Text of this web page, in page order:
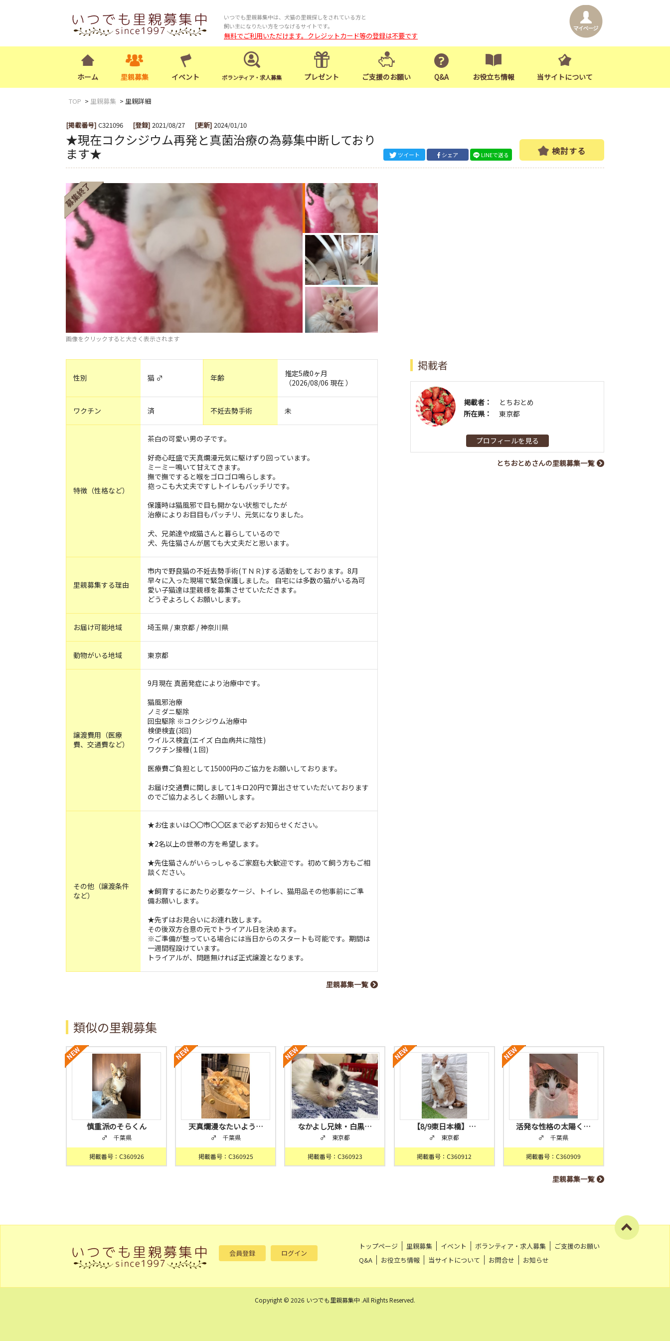
いつでも里親募集中は、犬猫の里親探しをされている方と
飼い主になりたい方をつなげるサイトです。
無料でご利用いただけます。クレジットカード等の登録は不要です
ホーム 里親募集 イベント ボランティア・求人募集 プレゼント ご支援のお願い Q&A お役立ち情報 当サイトについて
TOP 里親募集 里親詳細
[掲載番号] C321096 [登録] 2021/08/27 [更新] 2024/01/10
★現在コクシジウム再発と真菌治療の為募集中断しており
ます★
ツイート シェア LINEで送る 検討する
画像をクリックすると大きく表示されます
性別 猫 ♂ 年齢
推定5歳0ヶ月
（2026/08/06 現在 ）
ワクチン 済 不妊去勢手術 未
特徴（性格など）
茶白の可愛い男の子です。
好奇心旺盛で天真爛漫元気に駆けずり回っています。
ミーミー鳴いて甘えてきます。
撫で撫ですると喉をゴロゴロ鳴らします。
抱っこも大丈夫ですしトイレもバッチリです。
保護時は猫風邪で目も開かない状態でしたが
治療によりお目目もパッチリ、元気になりました。
犬、兄弟達や成猫さんと暮らしているので
犬、先住猫さんが居ても大丈夫だと思います。
里親募集する理由
市内で野良猫の不妊去勢手術(ＴＮＲ)する活動をしております。8月
早々に入った現場で緊急保護しました。 自宅には多数の猫がいる為可
愛い子猫達は里親様を募集させていただきます。
どうぞよろしくお願いします。
お届け可能地域 埼玉県 / 東京都 / 神奈川県
動物がいる地域 東京都
譲渡費用（医療
費、交通費など）
9月現在 真菌発症により治療中です。
猫風邪治療
ノミダニ駆除
回虫駆除 ※コクシジウム治療中
検便検査(3回)
ウイルス検査(エイズ 白血病共に陰性)
ワクチン接種(１回)
医療費ご負担として15000円のご協力をお願いしております。
お届け交通費に関しまして1キロ20円で算出させていただいております
のでご協力よろしくお願いします。
その他（譲渡条件
など）
★お住まいは〇〇市〇〇区まで必ずお知らせください。
★2名以上の世帯の方を希望します。
★先住猫さんがいらっしゃるご家庭も大歓迎です。初めて飼う方もご相
談ください。
★飼育するにあたり必要なケージ、トイレ、猫用品その他事前にご準
備お願いします。
★先ずはお見合いにお連れ致します。
その後双方合意の元でトライアル日を決めます。
※ご準備が整っている場合には当日からのスタートも可能です。期間は
一週間程設けています。
トライアルが、問題無ければ正式譲渡となります。
里親募集一覧
掲載者
掲載者：
とちおとめ
所在県：
東京都
プロフィールを見る
とちおとめさんの里親募集一覧
類似の里親募集
慎重派のそらくん
♂ 千葉県
掲載番号：C360926
天真爛漫なたいよう…
♂ 千葉県
掲載番号：C360925
なかよし兄妹・白黒…
♂ 東京都
掲載番号：C360923
【8/9東日本橋】…
♂ 東京都
掲載番号：C360912
活発な性格の太陽く…
♂ 千葉県
掲載番号：C360909
里親募集一覧
会員登録 ログイン
トップページ 里親募集 イベント ボランティア・求人募集
ご支援のお願い
Q&A
お役立ち情報 当サイトについて お問合せ お知らせ
Copyright © 2026 いつでも里親募集中 .All Rights Reserved.